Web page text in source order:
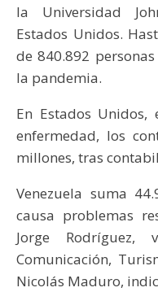
la Universidad
Estados Unidos.
de 840.892
la pandemia.
En Estados
enfermedad, los
millones, tras
Venezuela suma
causa problemas
Jorge Rodríguez,
Comunicación,
Nicolás Maduro,